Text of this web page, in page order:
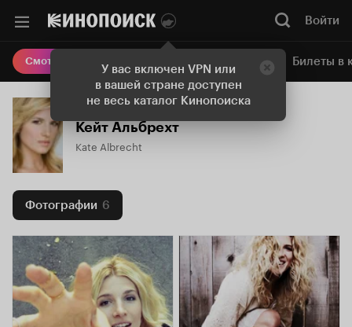
У вас включен VPN или
в вашей стране доступен
не весь каталог Кинопоиска
Войти
Смотреть кино Онлайн-кинотеатр Билеты в
Кейт Альбрехт
Kate Albrecht
Фотографии 6